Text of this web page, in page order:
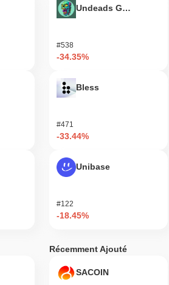
(ETH)
Undeads Games
#538
-34.35%
Bless
#471
-33.44%
Unibase
#122
-18.45%
Récemment Ajouté
SACOIN